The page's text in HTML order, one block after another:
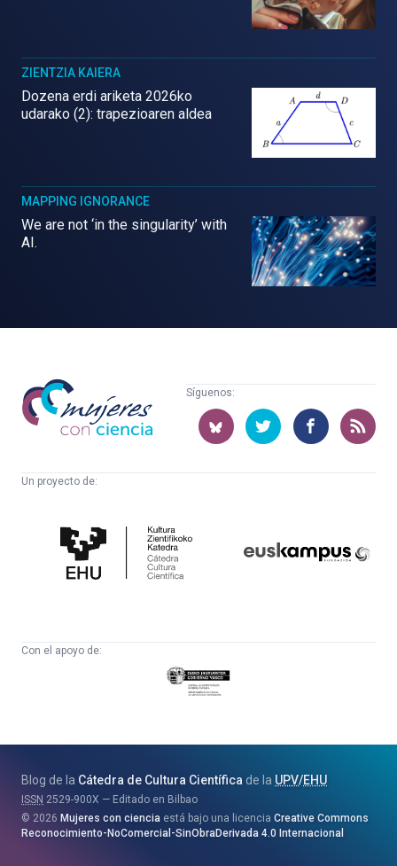
ZIENTZIA KAIERA
Dozena erdi ariketa 2026ko
udarako (2): trapezioaren aldea
MAPPING IGNORANCE
We are not ‘in the singularity’ with
AI.
Mujeres
con
ciencia
Síguenos:
Un proyecto de:
Cultura
Científica
Con el apoyo de:
Eusko
Jaurlaritza
eta
Berrikuntza
Saila
Blog de la Cátedra de Cultura Científicade la UPV/EHU
ISSN 2529-900X
Editado en Bilbao
2026 Mujeres con ciencia está bajo una licencia Creative Commons
Reconocimiento-NoComercial-SinObraDerivada 4.0 Internacional